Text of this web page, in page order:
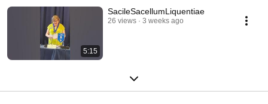
5:15
SacileSacellumLiquentiae
26 views 3 weeks ago